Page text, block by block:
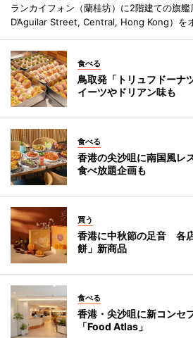
ランカイフォン（蘭桂坊）に2階建ての旗
D’Aguilar Street, Central, Hong Kong）を
食べる
鳥取発「トリュフドー
イーツやドリアン味も
食べる
香港の尖沙咀に南国風
食べ放題企画も
買う
香港に中秋節の足音 各
餅」新商品
食べる
香港・尖沙咀に新コンセ
「Food Atlas」